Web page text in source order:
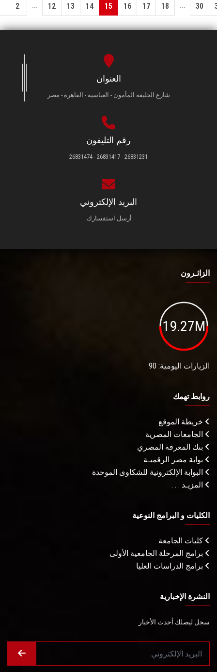
2 ... 12 13 14 15 16 17 18 ... 30
العنوان
شارع الخليفة المأمون - العباسية - القاهرة - مصر
رقم التليفون
26831231 - 26831417 - 26831474
البريد الإلكتروني
أرسل استفسارك.
الزائـرون
19.27M
الزيارات اليومية: 90
روابط تهمك
خريطة الموقع
الجامعات المصرية
بنك المعرفة المصري
بوابة مصر الرقميـة
البوابة الإلكترونية للشكاوى الموحدة
المزيـد . . .
الكليات و البرامج النوعية
كليات الجامعة
برامج المرحلة الجامعية الأولى
برامج الدراسات العليا
النشرة الإخبارية
سجل ليصلك أحدث الأخبار